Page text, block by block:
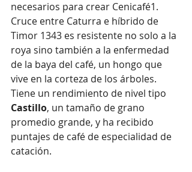
necesarios para crear Cenicafé1.
Cruce entre Caturra e híbrido de
Timor 1343 es resistente no solo a la
roya sino también a la enfermedad
de la baya del café, un hongo que
vive en la corteza de los árboles.
Tiene un rendimiento de nivel tipo
Castillo, un tamaño de grano
promedio grande, y ha recibido
puntajes de café de especialidad de
catación.